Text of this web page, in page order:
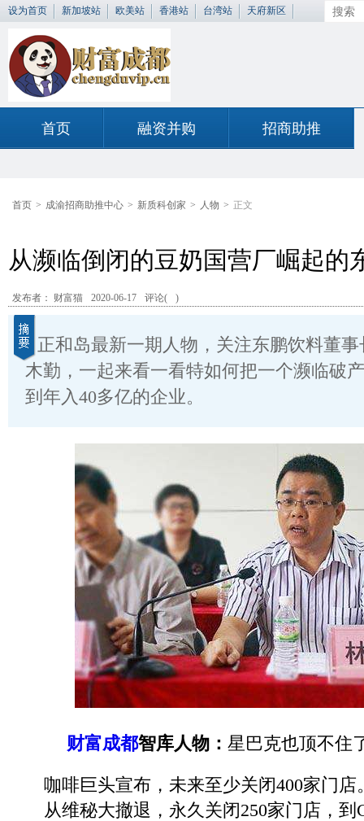
设为首页 新加坡站 欧美站 香港站 台湾站 天府新区
首页 融资并购 招商助推
首页 > 成渝招商助推中心 > 新质科创家 > 人物 > 正文
从濒临倒闭的豆奶国营厂崛起的
发布者： 财富猫 2020-06-17 评论( )
正和岛最新一期人物，关注东鹏饮料董
木勤，一起来看一看特如何把一个濒临破
到年入40多亿的企业。
财富成都智库人物： 星巴克也顶不住
咖啡巨头宣布，未来至少关闭400家门店
从维秘大撤退，永久关闭250家门店，到